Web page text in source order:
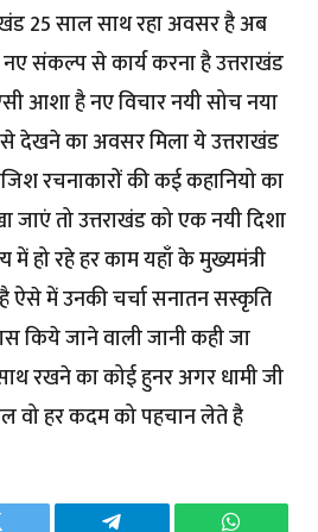
25 साल साथ रहा अवसर है अब
संकल्प से कार्य करना है उत्तराखंड
आशा है नए विचार नयी सोच नया
का अवसर मिला ये उत्तराखंड
रचनाकारों की कई कहानियो का
तो उत्तराखंड को एक नयी दिशा
में हो रहे हर काम यहाँ के मुख्यमंत्री
ऐसे में उनकी चर्चा सनातन सस्कृति
किये जाने वाली जानी कही जा
रखने का कोई हुनर अगर धामी जी
हर कदम को पहचान लेते है